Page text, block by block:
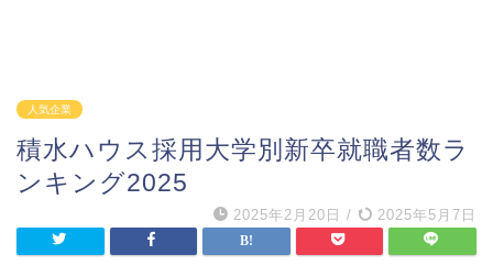
人気企業
積水ハウス採用大学別新卒就職者数ラ
ンキング2025
2025年2月20日 / 2025年5月7日